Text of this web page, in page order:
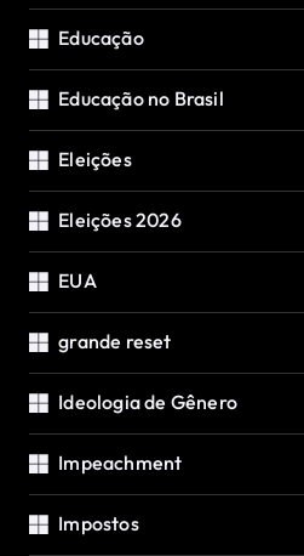
Educação
Educação no Brasil
Eleições
Eleições 2026
EUA
grande reset
Ideologia de Gênero
Impeachment
Impostos